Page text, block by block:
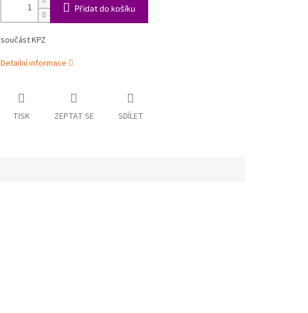
Přidat do košíku
součást KPZ
Detailní informace
TISK ZEPTAT SE SDÍLET